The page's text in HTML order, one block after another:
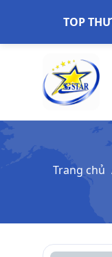
TOP
Trang chủ